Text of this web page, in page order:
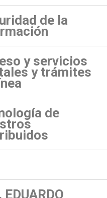
de la
y servicios
y trámites
de
EDUARDO